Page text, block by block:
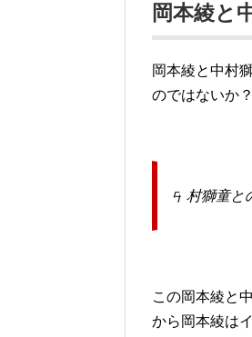
岡本綾と
岡本綾と中村
のではないか
中村獅童と
この岡本綾と
から岡本綾は